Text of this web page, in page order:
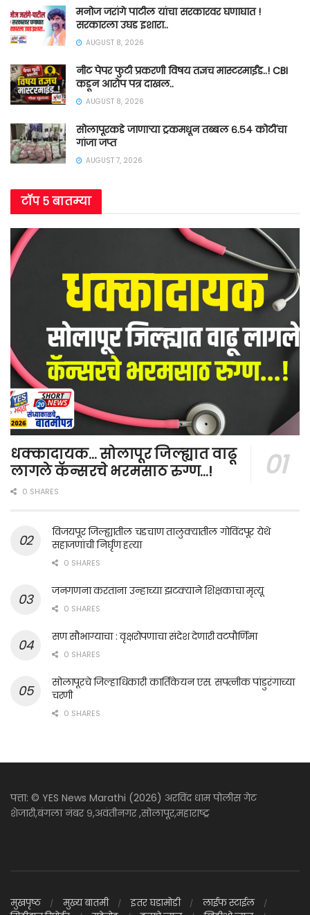
मनोज जरांगे पाटील यांचा सरकारवर घणाघात !
सरकारला उघड इशारा..
AUGUST 8, 2026
नीट पेपर फुटी प्रकरणी विषय तज्ञच मास्टरमाईंड..! CBI
कडून आरोप पत्र दाखल..
AUGUST 8, 2026
सोलापूरकडे जाणाऱ्या ट्रकमधून तब्बल ६.५४ कोटींचा
गांजा जप्त
AUGUST 7, 2026
टॉप ५ बातम्या
धक्कादायक… सोलापूर जिल्ह्यात वाढू
लागले कॅन्सरचे भरमसाठ रुग्ण…!
0 SHARES
विजयपूर जिल्ह्यातील चडचाण तालुक्यातील गोविंदपूर येथे
सहाजणांची निर्घृण हत्या
0 SHARES
जनगणना करताना उन्हाच्या झटक्याने शिक्षकाचा मृत्यू
0 SHARES
सण सौभाग्याचा : वृक्षरोपणाचा संदेश देणारी वटपौर्णिमा
0 SHARES
सोलापूरचे जिल्हाधिकारी कार्तिकेयन एस. सपत्नीक पांडुरंगाच्या
चरणी
0 SHARES
पत्ता: © YES News Marathi (2026) अरविंद धाम पोलीस गेट
शेजारी,बंगला नंबर ९,अवंतीनगर ,सोलापूर,महाराष्ट्र
मुखपृष्ठ मुख्य बातमी इतर घडामोडी
लाईफ स्टाईल